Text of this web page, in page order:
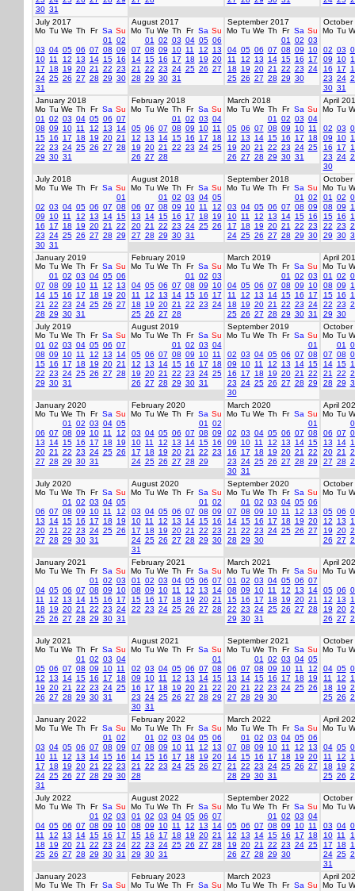
30 31
July 2017
Mo Tu We Th Fr Sa Su
01
02
03 04 05 06 07 08 09
10 11 12 13 14 15 16
17
18 19 20 21 22 23
24 25 26 27 28 29 30
31
August 2017
Mo Tu We Th Fr Sa Su
01
02 03 04 05 06
07 08 09 10 11 12
13
14 15 16 17 18 19 20
21
22 23 24 25 26 27
28 29 30 31
September 2017
Mo Tu We Th Fr Sa Su
01
02 03
04 05 06 07 08 09
10
11
12 13 14 15 16
17
18
19 20 21 22 23 24
25 26 27 28 29 30
October
Mo Tu
02 03
09
10
16
17
23 24
30 31
January 2018
Mo Tu We Th Fr Sa Su
01
02 03 04 05 06 07
08 09 10 11 12 13
14
15 16 17 18 19 20 21
22 23 24 25 26 27 28
29 30 31
February 2018
Mo Tu We Th Fr Sa Su
01
02 03 04
05 06 07 08 09 10 11
12
13 14 15 16 17
18
19 20 21 22 23 24 25
26 27 28
March 2018
Mo Tu We Th Fr Sa Su
01
02 03 04
05 06 07 08 09 10 11
12
13 14 15 16 17
18
19 20 21 22 23 24 25
26 27 28 29 30 31
April
Mo Tu
02 03
09
10
16
17
23 24
30
July 2018
Mo Tu We Th Fr Sa Su
01
02 03 04 05 06 07 08
09
10 11 12 13 14 15
16
17 18 19 20 21
22
23 24 25 26 27 28 29
30 31
August 2018
Mo Tu We Th Fr Sa Su
01
02 03 04 05
06 07 08 09 10 11
12
13
14 15 16 17 18
19
20 21 22 23 24 25 26
27 28 29 30 31
September 2018
Mo Tu We Th Fr Sa Su
01
02
03 04 05 06 07 08 09
10 11 12 13 14 15 16
17
18 19 20 21 22 23
24 25 26 27 28 29 30
October
Mo Tu
01
02
08 09
15 16
22 23
29 30
January 2019
Mo Tu We Th Fr Sa Su
01
02 03 04 05 06
07 08 09 10 11 12
13
14 15 16 17 18 19 20
21
22 23 24 25 26 27
28 29 30 31
February 2019
Mo Tu We Th Fr Sa Su
01
02 03
04 05 06 07 08 09
10
11
12 13 14 15 16
17
18
19 20 21 22 23 24
25 26 27 28
March 2019
Mo Tu We Th Fr Sa Su
01
02 03
04 05 06 07 08 09
10
11
12 13 14 15 16
17
18
19 20 21 22 23 24
25 26 27 28 29 30 31
April
Mo Tu
01
02
08 09
15 16
22 23
29 30
July 2019
Mo Tu We Th Fr Sa Su
01
02 03 04 05 06 07
08 09 10 11 12 13
14
15 16 17 18 19 20 21
22 23 24 25 26 27 28
29 30 31
August 2019
Mo Tu We Th Fr Sa Su
01
02 03 04
05 06 07 08 09 10 11
12
13 14 15 16 17
18
19 20 21 22 23 24 25
26 27 28 29 30 31
September 2019
Mo Tu We Th Fr Sa Su
01
02 03 04 05 06 07 08
09
10 11 12 13 14 15
16
17 18 19 20 21
22
23 24 25 26 27 28 29
30
October
Mo Tu
01
07 08
14 15
21
22
28 29
January 2020
Mo Tu We Th Fr Sa Su
01
02 03 04 05
06 07 08 09 10 11
12
13
14 15 16 17 18
19
20 21 22 23 24 25 26
27 28 29 30 31
February 2020
Mo Tu We Th Fr Sa Su
01
02
03 04 05 06 07 08 09
10 11 12 13 14 15 16
17
18 19 20 21 22 23
24 25 26 27 28 29
March 2020
Mo Tu We Th Fr Sa Su
01
02 03 04 05 06 07 08
09
10 11 12 13 14 15
16
17 18 19 20 21
22
23 24 25 26 27 28 29
30 31
April
Mo Tu
06 07
13
14
20 21
27 28
July 2020
Mo Tu We Th Fr Sa Su
01
02 03 04 05
06 07 08 09 10 11
12
13
14 15 16 17 18
19
20 21 22 23 24 25 26
27 28 29 30 31
August 2020
Mo Tu We Th Fr Sa Su
01
02
03 04 05 06 07 08 09
10 11 12 13 14 15 16
17
18 19 20 21 22 23
24 25 26 27 28 29 30
31
September 2020
Mo Tu We Th Fr Sa Su
01
02 03 04 05 06
07 08 09 10 11 12
13
14 15 16 17 18 19 20
21
22 23 24 25 26 27
28 29 30
October
Mo Tu
05 06
12
13
19 20
26 27
January 2021
Mo Tu We Th Fr Sa Su
01
02 03
04 05 06 07 08 09
10
11
12 13 14 15 16
17
18
19 20 21 22 23 24
25 26 27 28 29 30 31
February 2021
Mo Tu We Th Fr Sa Su
01
02 03 04 05 06 07
08 09 10 11 12 13
14
15 16 17 18 19 20 21
22 23 24 25 26 27 28
March 2021
Mo Tu We Th Fr Sa Su
01
02 03 04 05 06 07
08 09 10 11 12 13
14
15 16 17 18 19 20 21
22 23 24 25 26 27 28
29 30 31
April
Mo Tu
05 06
12
13
19 20
26 27
July 2021
Mo Tu We Th Fr Sa Su
01
02 03 04
05 06 07 08 09 10 11
12
13 14 15 16 17
18
19 20 21 22 23 24 25
26 27 28 29 30 31
August 2021
Mo Tu We Th Fr Sa Su
01
02 03 04 05 06 07 08
09
10 11 12 13 14 15
16
17 18 19 20 21
22
23 24 25 26 27 28 29
30 31
September 2021
Mo Tu We Th Fr Sa Su
01
02 03 04 05
06 07 08 09 10 11
12
13
14 15 16 17 18
19
20 21 22 23 24 25 26
27 28 29 30
October
Mo Tu
04 05
11
12
18
19
25 26
January 2022
Mo Tu We Th Fr Sa Su
01
02
03 04 05 06 07 08 09
10 11 12 13 14 15 16
17
18 19 20 21 22 23
24 25 26 27 28 29 30
31
February 2022
Mo Tu We Th Fr Sa Su
01
02 03 04 05 06
07 08 09 10 11 12
13
14 15 16 17 18 19 20
21
22 23 24 25 26 27
28
March 2022
Mo Tu We Th Fr Sa Su
01
02 03 04 05 06
07 08 09 10 11 12
13
14 15 16 17 18 19 20
21
22 23 24 25 26 27
28 29 30 31
April
Mo Tu
04 05
11
12
18
19
25 26
July 2022
Mo Tu We Th Fr Sa Su
01
02 03
04 05 06 07 08 09
10
11
12 13 14 15 16
17
18
19 20 21 22 23 24
25 26 27 28 29 30 31
August 2022
Mo Tu We Th Fr Sa Su
01
02 03 04 05 06 07
08 09 10 11 12 13
14
15 16 17 18 19 20 21
22 23 24 25 26 27 28
29 30 31
September 2022
Mo Tu We Th Fr Sa Su
01
02 03 04
05 06 07 08 09 10 11
12
13 14 15 16 17
18
19 20 21 22 23 24 25
26 27 28 29 30
October
Mo Tu
03 04
10 11
17
18
24 25
31
January 2023
Mo Tu We Th Fr Sa Su
February 2023
Mo Tu We Th Fr Sa Su
March 2023
Mo Tu We Th Fr Sa Su
April
Mo Tu